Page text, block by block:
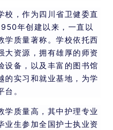
校，作为四川省卫健委直
年创建以来，一直以
学质量著称。学校依托西
大资源，拥有雄厚的师资
设备，以及丰富的图书馆
的实习和就业基地，为学
。
学质量高，其中护理专业
业生参加全国护士执业资